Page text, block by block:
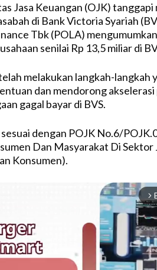
Jasa Keuangan (OJK) tanggapi
di Bank Victoria Syariah
Tbk (POLA)
senilai Rp 13,5 miliar di
melakukan langkah-langkah
dan mendorong
gagal bayar di BVS.
dengan POJK No.6/
Dan Masyarakat Di Sektor
Konsumen).
arrow_forward_ios